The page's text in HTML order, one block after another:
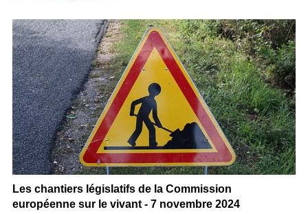
Les chantiers législatifs de la Commission
européenne sur le vivant - 7 novembre 2024